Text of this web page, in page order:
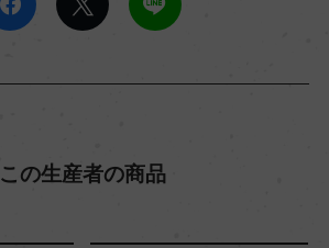
この生産者の商品